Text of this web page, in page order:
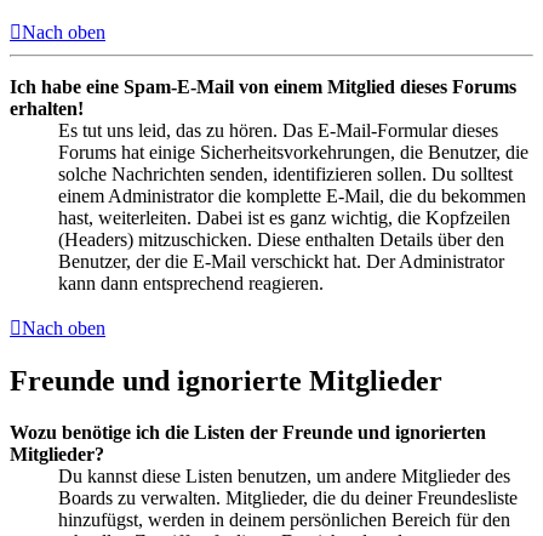
Nach oben
Ich habe eine Spam-E-Mail von einem Mitglied dieses Forums
erhalten!
Es tut uns leid, das zu hören. Das E-Mail-Formular dieses
Forums hat einige Sicherheitsvorkehrungen, die Benutzer, die
solche Nachrichten senden, identifizieren sollen. Du solltest
einem Administrator die komplette E-Mail, die du bekommen
hast, weiterleiten. Dabei ist es ganz wichtig, die Kopfzeilen
(Headers) mitzuschicken. Diese enthalten Details über den
Benutzer, der die E-Mail verschickt hat. Der Administrator
kann dann entsprechend reagieren.
Nach oben
Freunde und ignorierte Mitglieder
Wozu benötige ich die Listen der Freunde und ignorierten
Mitglieder?
Du kannst diese Listen benutzen, um andere Mitglieder des
Boards zu verwalten. Mitglieder, die du deiner Freundesliste
hinzufügst, werden in deinem persönlichen Bereich für den